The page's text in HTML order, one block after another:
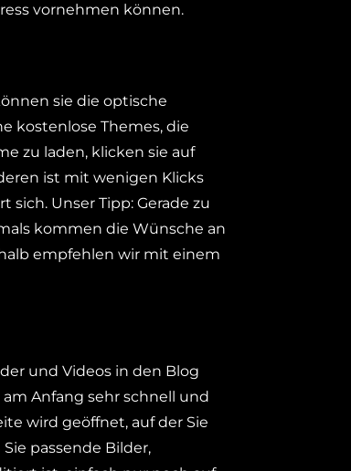
vornehmen können.
sie die optische
kostenlose Themes, die
zu laden, klicken sie auf
ist mit wenigen Klicks
Unser Tipp: Gerade zu
kommen die Wünsche an
empfehlen wir mit einem
und Videos in den Blog
Anfang sehr schnell und
wird geöffnet, auf der Sie
passende Bilder,